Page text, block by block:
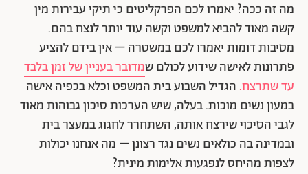
מה זה ככה? יאמרו לכם הפרקליטים כי תיקי עבירות מין
קשה מאוד להביא למשפט וקשה עוד יותר לנצח בהם.
מסיבות דומות יאמרו לכם במשטרה – אין בידם להציע
פתרונות לאישה שידוע לכולם שמדובר בעניין של זמן בלבד
עד שתרצח. הגדיל השבוע בית המשפט וכלא בכפיה אישה
במעון נשים מוכות. בעלה, שיש הערכות סיכון גבוהות מאוד
לגבי הסיכוי שירצח אותה, השתחרר לחגוג במעצר בית
ובמדינה בה כולאים נשים נגד רצונן – מה אנחנו יכולות
לצפות מהיחס לנפגעות אלימות מינית?